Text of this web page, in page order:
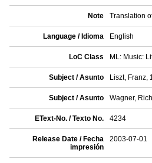
Note Translation
Language / Idioma English
LoC Class ML: Music:
Subject / Asunto Liszt, Franz,
Subject / Asunto Wagner,
EText-No. / Texto No. 4234
Release Date / Fecha
impresión
2003-07-01